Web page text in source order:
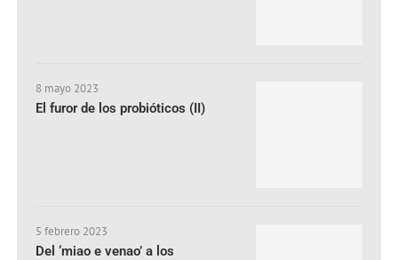
8 mayo 2023
El furor de los probióticos (II)
5 febrero 2023
Del ‘miao e venao’ a los